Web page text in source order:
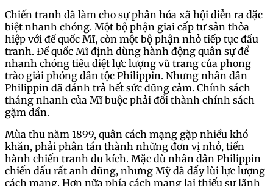
Chiến tranh đã làm cho sự phân hóa xã hội diễn ra đặc
biệt nhanh chóng. Một bộ phận giai cấp tư sản thỏa
hiệp với đế quốc Mĩ, còn một bộ phận nhỏ tiếp tục đấu
tranh. Đế quốc Mĩ định dùng hành động quân sự để
nhanh chóng tiêu diệt lực lượng vũ trang của phong
trào giải phóng dân tộc Philippin. Nhưng nhân dân
Philippin đã đánh trả hết sức dũng cảm. Chính sách
tháng nhanh của Mĩ buộc phải đổi thành chính sách
gặm dần.
Mùa thu năm 1899, quân cách mạng gặp nhiều khó
khăn, phải phân tán thành những đơn vị nhỏ, tiến
hành chiến tranh du kích. Mặc dù nhân dân Philippin
chiến đấu rất anh dũng, nhưng Mỹ đã đẩy lùi lực lượng
cách mạng. Hơn nữa phía cách mạng lại thiếu sự lãnh